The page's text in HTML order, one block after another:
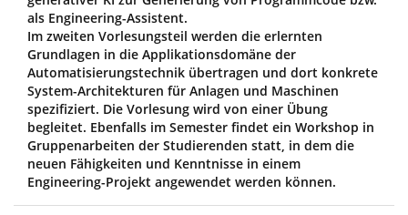
als Engineering-Assistent.
Im zweiten Vorlesungsteil werden die erlernten
Grundlagen in die Applikationsdomäne der
Automatisierungstechnik übertragen und dort konkrete
System-Architekturen für Anlagen und Maschinen
spezifiziert. Die Vorlesung wird von einer Übung
begleitet. Ebenfalls im Semester findet ein Workshop in
Gruppenarbeiten der Studierenden statt, in dem die
neuen Fähigkeiten und Kenntnisse in einem
Engineering-Projekt angewendet werden können.